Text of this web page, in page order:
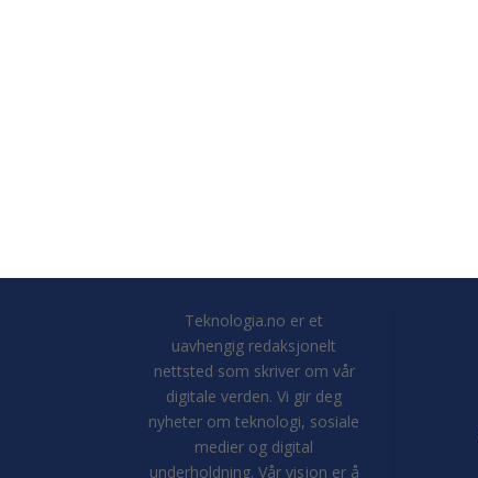
Teknologia.no er et
uavhengig redaksjonelt
nettsted som skriver om vår
digitale verden. Vi gir deg
nyheter om teknologi, sosiale
medier og digital
underholdning. Vår visjon er å